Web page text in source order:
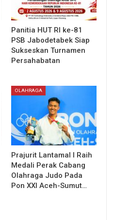
Panitia HUT RI ke-81
PSB Jabodetabek Siap
Sukseskan Turnamen
Persahabatan
OLAHRAGA
Prajurit Lantamal I Raih
Medali Perak Cabang
Olahraga Judo Pada
Pon XXI Aceh-Sumut…